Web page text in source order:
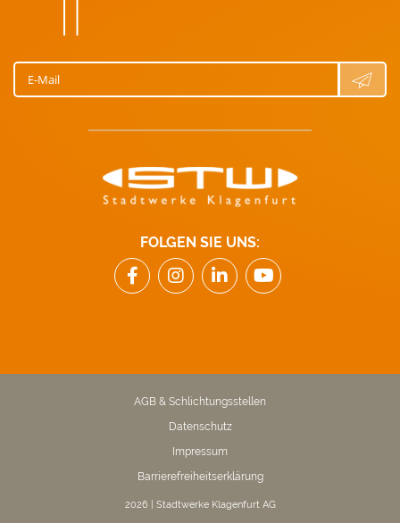
E-Mail
FOLGEN SIE UNS:
AGB & Schlichtungsstellen
Datenschutz
Impressum
Barrierefreiheitserklärung
2026 | Stadtwerke Klagenfurt AG